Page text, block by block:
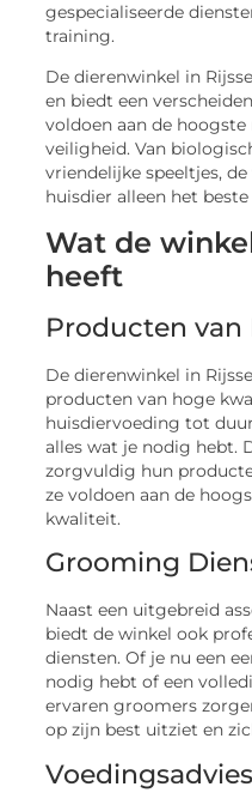
gespecialiseerde
training.
De dierenwinkel in
en biedt een
voldoen aan de
veiligheid. Van
vriendelijke speeltjes,
huisdier alleen het
Wat de
heeft
Producten
De dierenwinkel in
producten van hoge
huisdiervoeding tot
alles wat je nodig hebt.
zorgvuldig hun
ze voldoen aan de
kwaliteit.
Grooming
Naast een uitgebreid
biedt de winkel ook
diensten. Of je nu een
nodig hebt of een
ervaren groomers
op zijn best uitziet en
Voedingsadvies